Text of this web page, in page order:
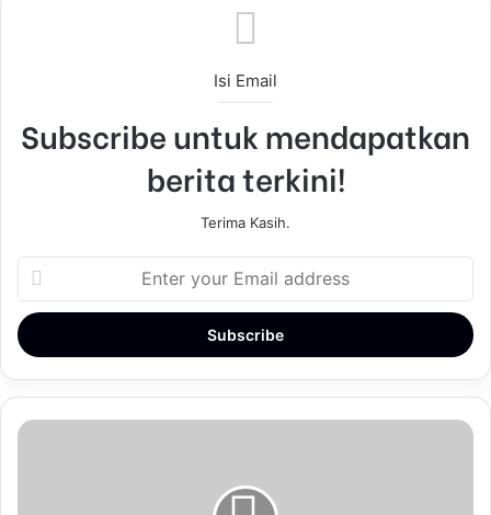
Isi Email
Subscribe untuk mendapatkan
berita terkini!
Terima Kasih.
e
y
u